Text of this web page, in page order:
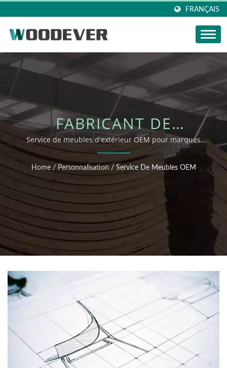
FRANÇAIS
FABRICANT DE
MEUBLES OEM POUR
DES COLLECTIONS
D'EXTÉRIEUR
DURABLES
Service de meubles d'extérieur OEM pour marques
mondiales
Home / Personnalisation / Service De Meubles OEM